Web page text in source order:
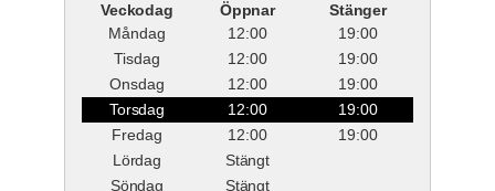
Veckodag Öppnar
Stänger
Måndag
12:00
19:00
Tisdag
12:00
19:00
Onsdag
12:00
19:00
Torsdag
12:00
19:00
Fredag
12:00
19:00
Lördag
Stängt
Söndag
Stängt